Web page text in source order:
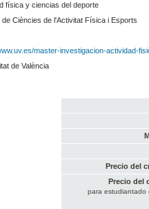
física y ciencias del deporte
de Ciències de l'Activitat Física i Esports
master-investigacion-actividad-
de València
Precio del
Precio del
para estudiantado